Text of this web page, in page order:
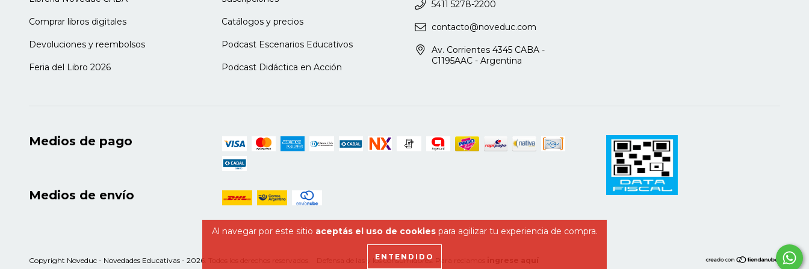
Al navegar por este sitio aceptás el uso de cookiespara agilizar tu experiencia de compra.
ENTENDIDO
- Aspectos a considerar
- Criterios e insumos de seguimiento de trayectoria y evaluación de los
acuerdos estrategias antes mencionadas
CONDUCCIÓN
Capítulo 6. La articulación en la dimensión pedagógico-didáctica
ACTIVIDAD INICIAL
La articulación pedagógico-didáctica como desafío
La articulación en las metodologías
La articulación y el asesoramiento pedagógico
Comprar libros digitales
Devoluciones y reembolsos
Feria del Libro 2026
Catálogos y precios
Podcast Escenarios Educativos
Podcast Didáctica en Acción
5411 5278-2200
contacto@noveduc.com
Av. Corrientes 4345 CABA -
C1195AAC - Argentina
Medios de pago
Medios de envío
Copyright Noveduc - Novedades Educativas - 2026. Todos los derechos reservados. Defensa de las y los consumidores. Para reclamos ingrese aquí